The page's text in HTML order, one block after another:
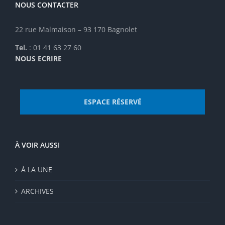
NOUS CONTACTER
22 rue Malmaison – 93 170 Bagnolet
Tel. : 01 41 63 27 60
NOUS ECRIRE
ESPACE RÉSERVÉ
À VOIR AUSSI
À LA UNE
ARCHIVES